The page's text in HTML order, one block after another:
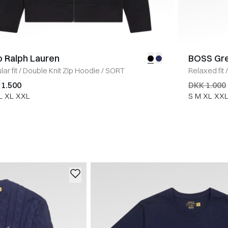
Ralph Lauren
fit/ Double Knit Zip Hoodie / SORT
1.500
XL XXL
BOSS
Relaxed fit/
DKK 1.000
S M XL XXL